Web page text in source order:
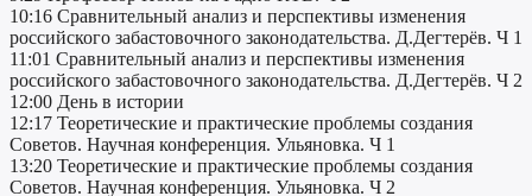
10:16 Сравнительный анализ и перспективы изменения
российского забастовочного законодательства. Д.Дегтерёв. Ч 1
11:01 Сравнительный анализ и перспективы изменения
российского забастовочного законодательства. Д.Дегтерёв. Ч 2
12:00 День в истории
12:17 Теоретические и практические проблемы создания
Советов. Научная конференция. Ульяновка. Ч 1
13:20 Теоретические и практические проблемы создания
Советов. Научная конференция. Ульяновка. Ч 2